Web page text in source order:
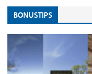
BONUSTIPS